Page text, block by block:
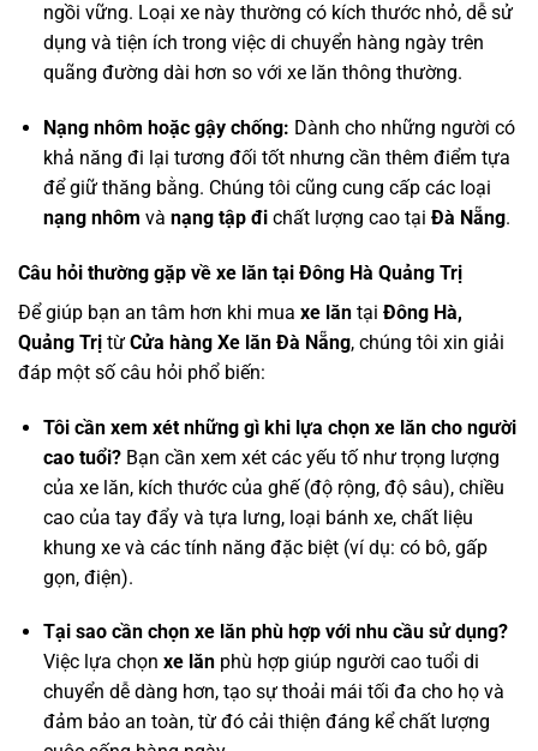
ngồi vững. Loại xe này thường có kích thước nhỏ, dễ sử
dụng và tiện ích trong việc di chuyển hàng ngày trên
quãng đường dài hơn so với xe lăn thông thường.
Nạng nhôm hoặc gậy chống: Dành cho những người có
khả năng đi lại tương đối tốt nhưng cần thêm điểm tựa
để giữ thăng bằng. Chúng tôi cũng cung cấp các loại
nạng nhôm và nạng tập đichất lượng cao tại Đà Nẵng.
Câu hỏi thường gặp về xe lăn tại Đông Hà Quảng Trị
Để giúp bạn an tâm hơn khi mua xe lăn tại Đông Hà,
Quảng Trị từ Cửa hàng Xe lăn Đà Nẵng, chúng tôi xin giải
đáp một số câu hỏi phổ biến:
Tôi cần xem xét những gì khi lựa chọn xe lăn cho người
cao tuổi?Bạn cần xem xét các yếu tố như trọng lượng
của xe lăn, kích thước của ghế (độ rộng, độ sâu), chiều
cao của tay đẩy và tựa lưng, loại bánh xe, chất liệu
khung xe và các tính năng đặc biệt (ví dụ: có bô, gấp
gọn, điện).
Tại sao cần chọn xe lăn phù hợp với nhu cầu sử dụng?
Việc lựa chọn xe lănphù hợp giúp người cao tuổi di
chuyển dễ dàng hơn, tạo sự thoải mái tối đa cho họ và
đảm bảo an toàn, từ đó cải thiện đáng kể chất lượng